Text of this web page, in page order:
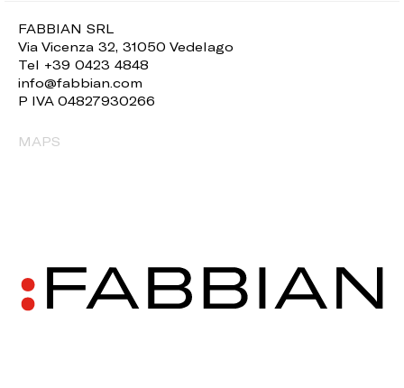
FABBIAN SRL
Via Vicenza 32, 31050 Vedelago
Tel +39 0423 4848
info@fabbian.com
P IVA 04827930266
MAPS